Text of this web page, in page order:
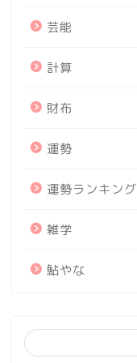
芸能
計算
財布
運勢
運勢ランキング
雑学
鮎やな